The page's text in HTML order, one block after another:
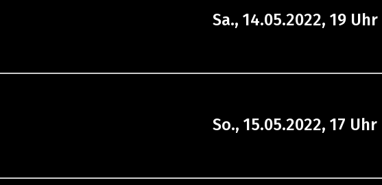
Sa., 14.05.2022, 19 Uhr
So., 15.05.2022, 17 Uhr